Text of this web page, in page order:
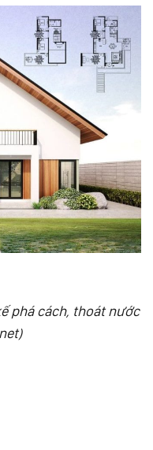
phá cách, thoát nước